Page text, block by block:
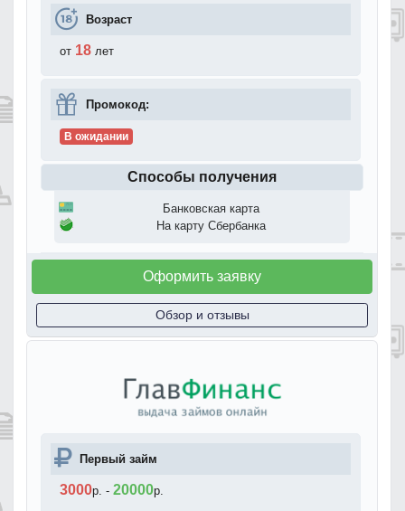
Возраст
от 18 лет
Промокод:
В ожидании
Способы получения
Банковская карта
На карту Сбербанка
Оформить заявку
Обзор и отзывы
Первый займ
3000р. - 20000р.